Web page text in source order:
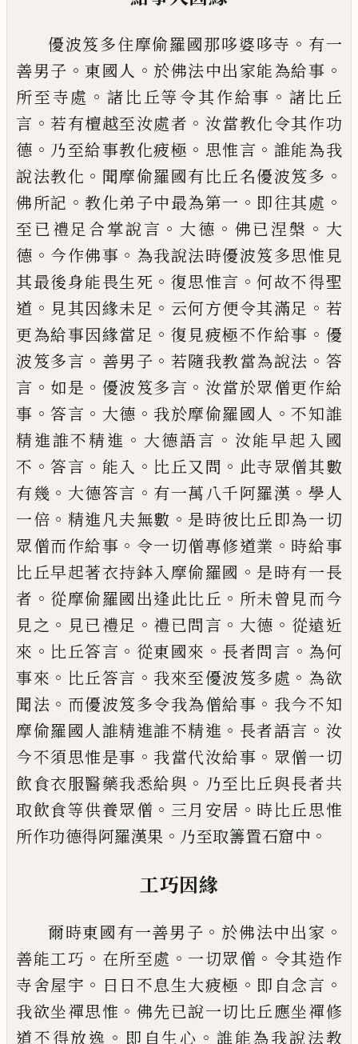
優波笈多住摩偷羅國那哆婆哆寺 。 有一
善男子 。 東國人 。 於佛法中出家能為給事 。
所至寺處 。 諸比丘等令其作給事 。 諸比丘
言 。若有檀越至汝處者 。 汝當教化令其作功
德 。 乃至給事教化疲極 。 思惟言 。 誰能為我
說法教化 。 聞摩偷羅國有比丘名優波笈多 。
佛所記 。教化弟子中最為第一 。 即往其處 。
至已禮足合掌說言 。 大德 。 佛已涅槃 。 大
德 。 今作佛事 。 為我說法時優波笈多思惟見
其最後身能畏生死 。 復思惟言 。何故不得聖
道 。 見其因緣未足 。 云何方便令其滿足 。 若
更為給事因緣當足 。 復見疲極不作給事 。 優
波笈多言 。 善男子 。 若隨我教當為說法 。 答
言 。 如是 。 優波笈多言 。 汝當於眾僧更作給
事 。答言 。 大德 。 我於摩偷羅國人 。不知誰
精進誰不精進 。 大德語言 。 汝能早起入國
不 。答言 。 能入 。 比丘又問 。 此寺眾僧其數
有幾 。 大德答言 。 有一萬八千阿羅漢 。學人
一倍 。 精進凡夫無數 。 是時彼比丘即為一切
眾僧而作給事 。 令一切僧專修道業 。 時給事
比丘早起著衣持鉢入摩偷羅國 。 是時有一長
者 。 從摩偷羅國出逢此比丘 。 所未曾見而今
見之 。 見已禮足 。 禮已問言 。 大德 。 從遠近
來 。 比丘答言 。 從東國來 。 長者問言 。 為何
事來 。 比丘答言 。 我來至優波笈多處 。 為欲
聞法 。 而優波笈多令我為僧給事 。 我今不知
摩偷羅國人誰精進誰不精進 。 長者語言 。 汝
今不須思惟是事 。 我當代汝給事 。 眾僧一切
飲食衣服醫藥我悉給與 。 乃至比丘與長者共
取飲食等供養眾僧 。 三月安居 。 時比丘思惟
所作功德得阿羅漢果 。 乃至取籌置石窟中 。
工巧因緣
爾時東國有一善男子 。 於佛法中出家 。
善能工巧 。 在所至處 。 一切眾僧 。 令其造作
寺舍屋宇 。 日日不息生大疲極 。 即自念言 。
我欲坐禪思惟 。 佛先已說一切比丘應坐禪修
道不得放逸 。 即自生心 。 誰能為我說法教